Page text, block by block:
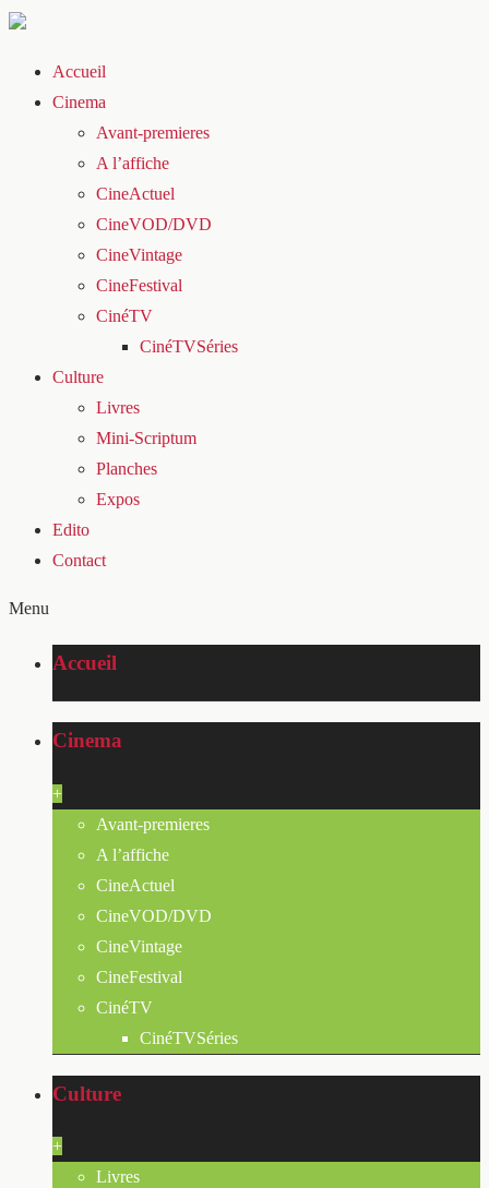
Accueil
Cinema
Avant-premieres
A l’affiche
CineActuel
CineVOD/DVD
CineVintage
CineFestival
CinéTV
CinéTVSéries
Culture
Livres
Mini-Scriptum
Planches
Expos
Edito
Contact
Menu
Accueil
Cinema
+
Avant-premieres
A l’affiche
CineActuel
CineVOD/DVD
CineVintage
CineFestival
CinéTV
CinéTVSéries
Culture
+
Livres